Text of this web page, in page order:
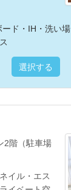
ド・IH・洗い
選択する
2階（駐車場
イル・エス